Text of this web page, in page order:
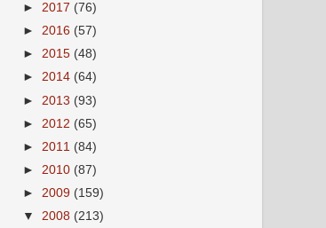
► 2017 (76)
► 2016 (57)
► 2015 (48)
► 2014 (64)
► 2013 (93)
► 2012 (65)
► 2011 (84)
► 2010 (87)
► 2009 (159)
▼ 2008 (213)